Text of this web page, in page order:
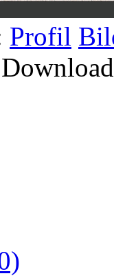
Profil